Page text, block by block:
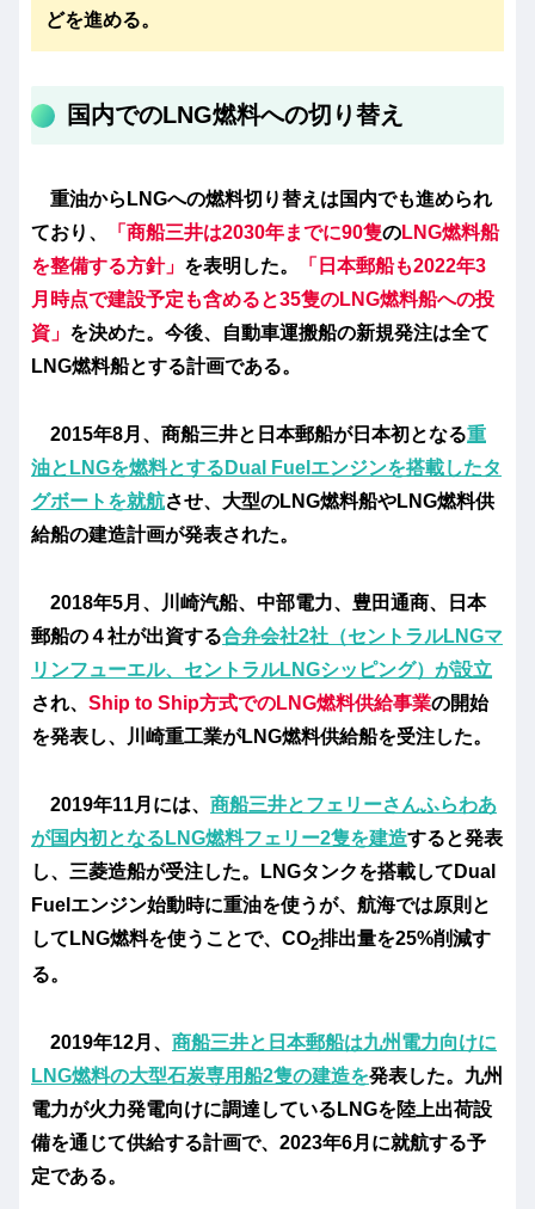
どを進める。
国内でのLNG燃料への切り替え
重油からLNGへの燃料切り替えは国内でも進められ
ており、
「商船三井は2030年までに90隻のLNG燃料船
を整備する方針」 を表明した。
「日本郵船も2022年3
月時点で建設予定も含めると35隻のLNG燃料船への投
資」 を決めた。今後、自動車運搬船の新規発注は全て
LNG燃料船とする計画である。
2015年8月、商船三井と日本郵船が日本初となる重
油とLNGを燃料とするDual Fuelエンジンを搭載したタ
グボートを就航させ、大型のLNG燃料船やLNG燃料供
給船の建造計画が発表された。
2018年5月、川崎汽船、中部電力、豊田通商、日本
郵船の４社が出資する合弁会社2社（セントラルLNGマ
リンフューエル、セントラルLNGシッピング）が設立
され、 Ship to Ship方式でのLNG燃料供給事業の開始
を発表し、川崎重工業がLNG燃料供給船を受注した。
2019年11月には、 商船三井とフェリーさんふらわあ
が国内初となるLNG燃料フェリー2隻を建造すると発表
し、三菱造船が受注した。LNGタンクを搭載してDual
Fuelエンジン始動時に重油を使うが、航海では原則と
してLNG燃料を使うことで、CO2排出量を25%削減す
る。
2019年12月、 商船三井と日本郵船は九州電力向けに
LNG燃料の大型石炭専用船2隻の建造を発表した。九州
電力が火力発電向けに調達しているLNGを陸上出荷設
備を通じて供給する計画で、2023年6月に就航する予
定である。​